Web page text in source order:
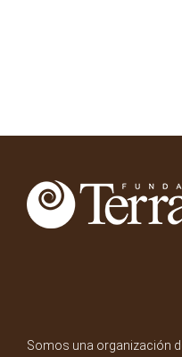
Somos una organización